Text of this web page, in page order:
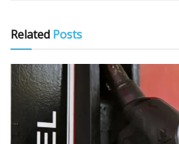
Related Posts